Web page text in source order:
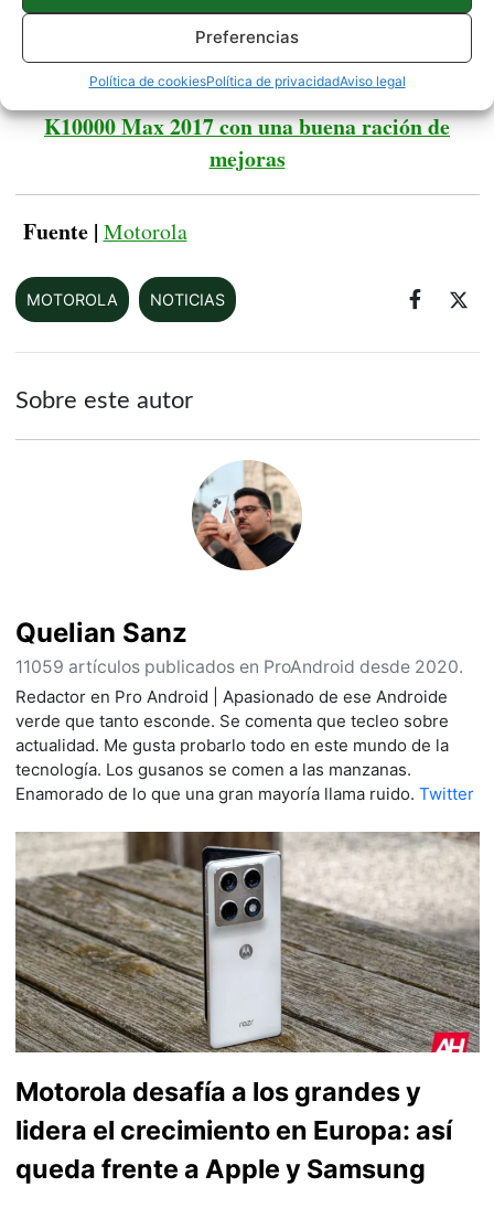
Preferencias
Política de cookiesPolítica de privacidadAviso legal
hasta que Motorola España no se pronuncie.
Confirmadas las características del Oukitel
K10000 Max 2017 con una buena ración de
mejoras
Fuente | Motorola
MOTOROLA NOTICIAS
Sobre este autor
Quelian Sanz
11059 artículos publicados en ProAndroid desde 2020.
Redactor en Pro Android | Apasionado de ese Androide
verde que tanto esconde. Se comenta que tecleo sobre
actualidad. Me gusta probarlo todo en este mundo de la
tecnología. Los gusanos se comen a las manzanas.
Enamorado de lo que una gran mayoría llama ruido. Twitter
Motorola desafía a los grandes y
lidera el crecimiento en Europa: así
queda frente a Apple y Samsung